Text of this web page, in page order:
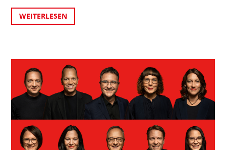
WEITERLESEN